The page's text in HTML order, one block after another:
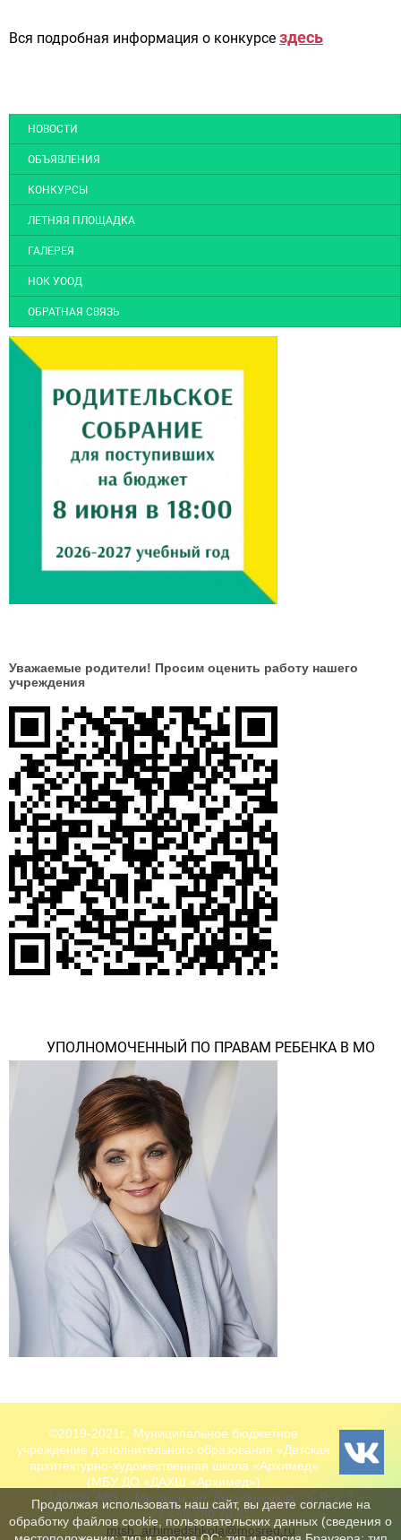
Вся подробная информация о конкурсе здесь
НОВОСТИ
ОБЪЯВЛЕНИЯ
КОНКУРСЫ
ЛЕТНЯЯ ПЛОЩАДКА
ГАЛЕРЕЯ
НОК УООД
ОБРАТНАЯ СВЯЗЬ
Уважаемые родители! Просим оценить работу нашего
учреждения
УПОЛНОМОЧЕННЫЙ ПО ПРАВАМ РЕБЕНКА В МО
©2019-2021г., Муниципальное бюджетное
учреждение дополнительного образования «Детская
архитектурно-художественная школа «Архимед»
(МБУ ДО «ДАХШ «Архимед»)
141006, МО, г. Мытищи, ул. Белобородова, д. 9, к. 1
+7 495 780 70 31
mtsh_arhimedshkola@mosreg.ru
Продолжая использовать наш сайт, вы даете согласие на
обработку файлов cookie, пользовательских данных (сведения о